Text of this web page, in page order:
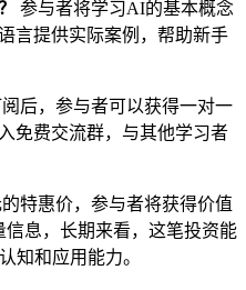
参与者将学习AI的基本概念
言提供实际案例，帮助新手
后，参与者可以获得一对一
免费交流群，与其他学习者
特惠价，参与者将获得价值
信息，长期来看，这笔投资能
知和应用能力。